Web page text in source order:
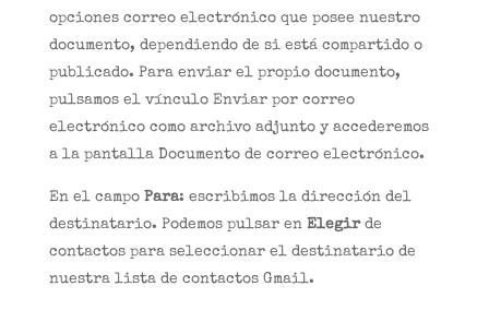
opciones correo electrónico que posee nuestro
documento, dependiendo de si está compartido o
publicado. Para enviar el propio documento,
pulsamos el vínculo Enviar por correo
electrónico como archivo adjunto y accederemos
a la pantalla Documento de correo electrónico.
En el campo Para: escribimos la dirección del
destinatario. Podemos pulsar en Elegir de
contactos para seleccionar el destinatario de
nuestra lista de contactos Gmail.